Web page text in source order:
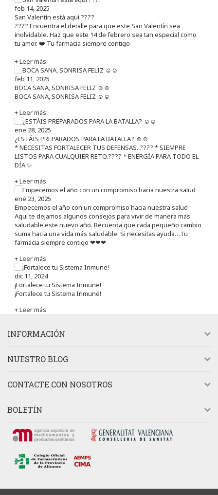
feb 14, 2025
San Valentín está aquí ????
???? Encuentra el detalle para que este San Valentín sea
inolvidable. Haz que este 14 de febrero sea tan especial como
tu amor. ❤️ Tu farmacia siempre contigo
+ Leer más
feb 11, 2025
BOCA SANA, SONRISA FELIZ ☺️☺️
BOCA SANA, SONRISA FELIZ ☺️☺️
+ Leer más
ene 28, 2025
¿ESTÁIS PREPARADOS PARA LA BATALLA? ☺️☺️
* NECESITAS FORTALECER TUS DEFENSAS. ????️ * SIEMPRE
LISTOS PARA CUALQUIER RETO.???? * ENERGÍA PARA TODO EL
DÍA.✨
+ Leer más
ene 23, 2025
Empecemos el año con un compromiso hacia nuestra salud
Aquí te dejamos algunos consejos para vivir de manera más
saludable este nuevo año. Recuerda que cada pequeño cambio
suma hacia una vida más saludable. Si necesitas ayuda…Tu
farmacia siempre contigo ❤❤❤
+ Leer más
dic 11, 2024
¡Fortalece tu Sistema Inmune!
¡Fortalece tu Sistema Inmune!
+ Leer más
INFORMACIÓN
NUESTRO BLOG
CONTACTE CON NOSOTROS
BOLETÍN